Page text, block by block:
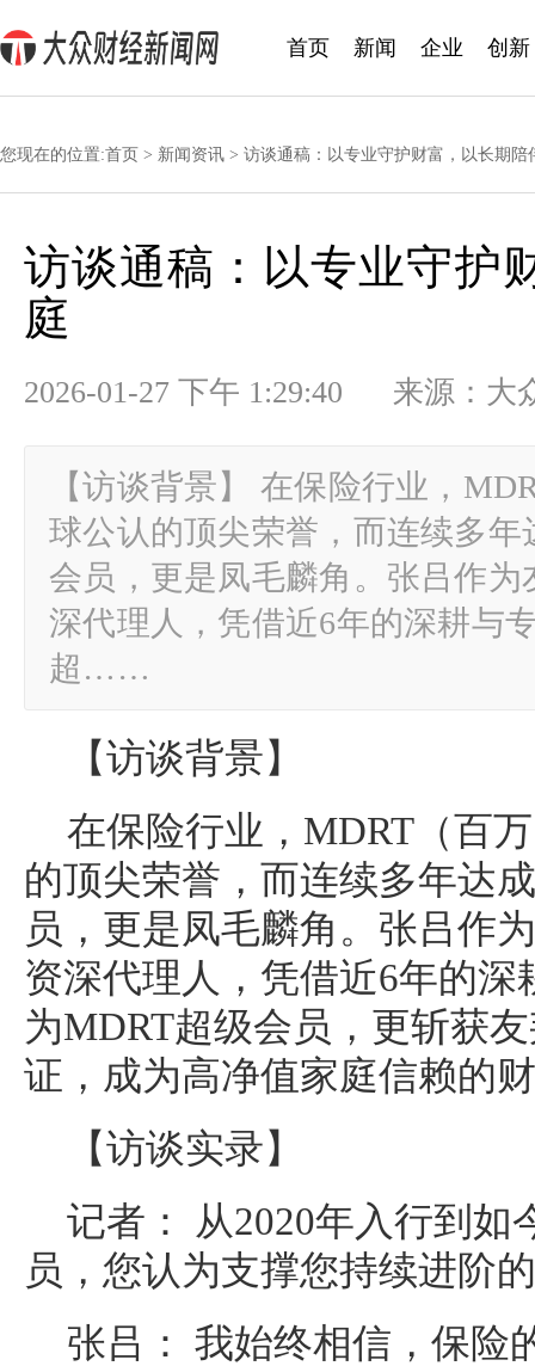
首页 新闻 企业 创新
您现在的位置:首页 > 新闻资讯 > 访谈通稿：以专业守护财富，以长期陪
访谈通稿：以专业守护
庭
2026-01-27 下午 1:29:40 来源：
【访谈背景】 在保险行业，
球公认的顶尖荣誉，而连续多
会员，更是凤毛麟角。张吕作
深代理人，凭借近6年的深耕与
超……
【访谈背景】
在保险行业，MDRT（百
的顶尖荣誉，而连续多年达
员，更是凤毛麟角。张吕作
资深代理人，凭借近6年的
为MDRT超级会员，更斩获
证，成为高净值家庭信赖的
【访谈实录】
记者： 从2020年入行到如
员，您认为支撑您持续进阶
张吕： 我始终相信，保险